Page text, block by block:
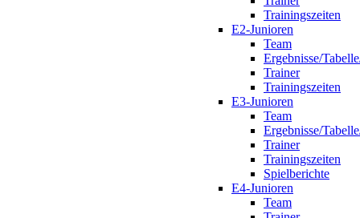
Trainingszeiten
E2-Junioren
Team
Ergebnisse/
Trainer
Trainingszeiten
E3-Junioren
Team
Ergebnisse/
Trainer
Trainingszeiten
Spielberichte
E4-Junioren
Team